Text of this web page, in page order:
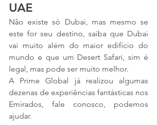
UAE
Não existe só Dubai, mas mesmo se
este for seu destino, saiba que Dubai
vai muito além do maior edifício do
mundo e que um Desert Safari, sim é
legal, mas pode ser muito melhor.
A Prime Global já realizou algumas
dezenas de experiências fantásticas nos
Emirados, fale conosco, podemos
ajudar.